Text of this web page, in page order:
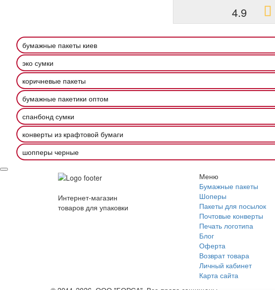
4.9
бумажные пакеты киев
эко сумки
коричневые пакеты
бумажные пакетики оптом
спанбонд сумки
конверты из крафтовой бумаги
шопперы черные
Интернет-магазин
товаров для упаковки
Меню
Бумажные пакеты
Шоперы
Пакеты для посылок
Почтовые конверты
Печать логотипа
Блог
Оферта
Возврат товара
Личный кабинет
Карта сайта